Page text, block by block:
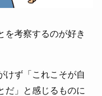
を考察するのが好き
けず「これこそが自
だ」と感じるものに